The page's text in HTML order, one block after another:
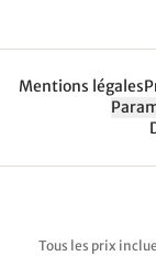
Mentions légales
Tous les prix